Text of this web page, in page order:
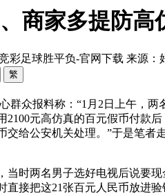
商家多提防高
彩足球胜平负-官网下载 来源
群众报料称：“1月2日上午，两
2100元高仿真的百元假币付款
交给公安机关处理。”于是笔者
时两名男子选好电视后说要现
直接把这21张百元人民币放进